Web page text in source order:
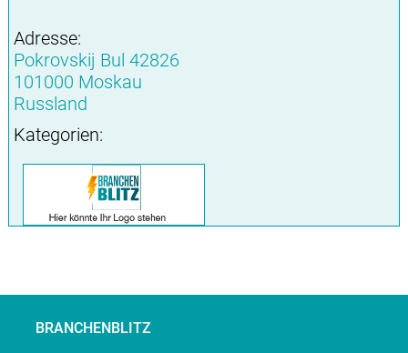
Adresse:
Pokrovskij Bul 42826
101000 Moskau
Russland
Kategorien:
BRANCHENBLITZ